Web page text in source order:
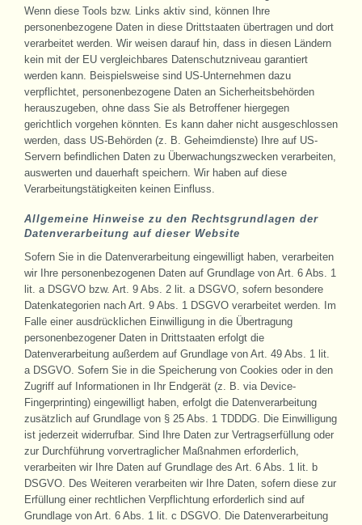
Wenn diese Tools bzw. Links aktiv sind, können Ihre
personenbezogene Daten in diese Drittstaaten übertragen und dort
verarbeitet werden. Wir weisen darauf hin, dass in diesen Ländern
kein mit der EU vergleichbares Datenschutzniveau garantiert
werden kann. Beispielsweise sind US-Unternehmen dazu
verpflichtet, personenbezogene Daten an Sicherheitsbehörden
herauszugeben, ohne dass Sie als Betroffener hiergegen
gerichtlich vorgehen könnten. Es kann daher nicht ausgeschlossen
werden, dass US-Behörden (z. B. Geheimdienste) Ihre auf US-
Servern befindlichen Daten zu Überwachungszwecken verarbeiten,
auswerten und dauerhaft speichern. Wir haben auf diese
Verarbeitungstätigkeiten keinen Einfluss.
Allgemeine Hinweise zu den Rechtsgrundlagen der
Datenverarbeitung auf dieser Website
Sofern Sie in die Datenverarbeitung eingewilligt haben, verarbeiten
wir Ihre personenbezogenen Daten auf Grundlage von Art. 6 Abs. 1
lit. a DSGVO bzw. Art. 9 Abs. 2 lit. a DSGVO, sofern besondere
Datenkategorien nach Art. 9 Abs. 1 DSGVO verarbeitet werden. Im
Falle einer ausdrücklichen Einwilligung in die Übertragung
personenbezogener Daten in Drittstaaten erfolgt die
Datenverarbeitung außerdem auf Grundlage von Art. 49 Abs. 1 lit.
a DSGVO. Sofern Sie in die Speicherung von Cookies oder in den
Zugriff auf Informationen in Ihr Endgerät (z. B. via Device-
Fingerprinting) eingewilligt haben, erfolgt die Datenverarbeitung
zusätzlich auf Grundlage von § 25 Abs. 1 TDDDG. Die Einwilligung
ist jederzeit widerrufbar. Sind Ihre Daten zur Vertragserfüllung oder
zur Durchführung vorvertraglicher Maßnahmen erforderlich,
verarbeiten wir Ihre Daten auf Grundlage des Art. 6 Abs. 1 lit. b
DSGVO. Des Weiteren verarbeiten wir Ihre Daten, sofern diese zur
Erfüllung einer rechtlichen Verpflichtung erforderlich sind auf
Grundlage von Art. 6 Abs. 1 lit. c DSGVO. Die Datenverarbeitung